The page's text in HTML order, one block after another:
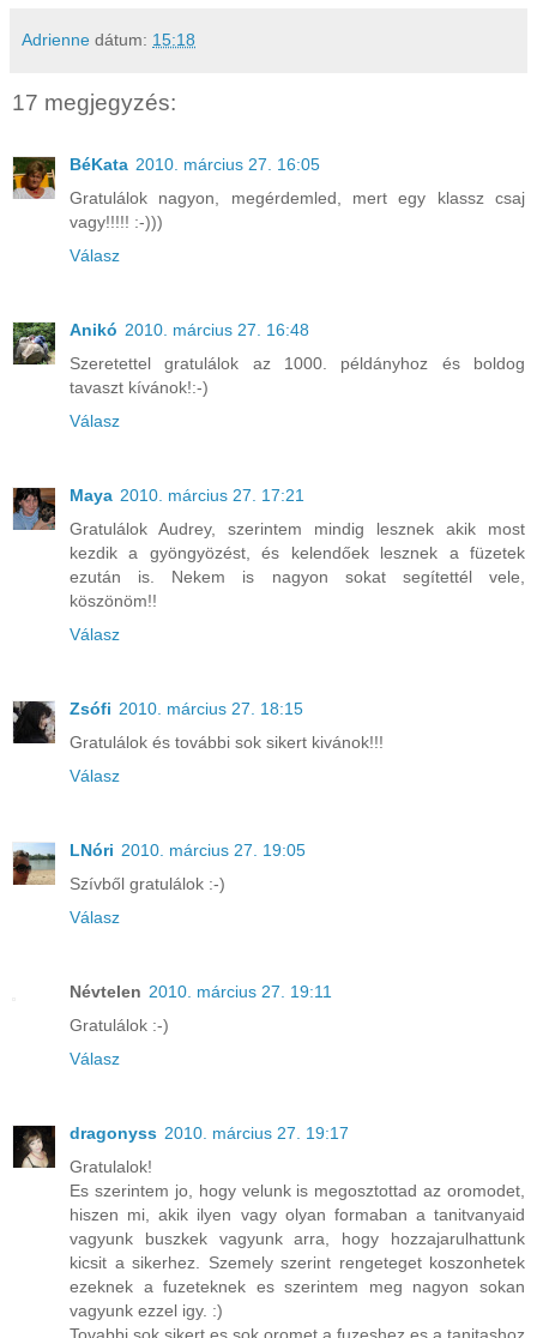
Adrienne dátum: 15:18
17 megjegyzés:
BéKata 2010. március 27. 16:05
Gratulálok nagyon, megérdemled, mert egy klassz csaj
vagy!!!!! :-)))
Válasz
Anikó 2010. március 27. 16:48
Szeretettel gratulálok az 1000. példányhoz és boldog
tavaszt kívánok!:-)
Válasz
Maya 2010. március 27. 17:21
Gratulálok Audrey, szerintem mindig lesznek akik most
kezdik a gyöngyözést, és kelendőek lesznek a füzetek
ezután is. Nekem is nagyon sokat segítettél vele,
köszönöm!!
Válasz
Zsófi 2010. március 27. 18:15
Gratulálok és további sok sikert kivánok!!!
Válasz
LNóri 2010. március 27. 19:05
Szívből gratulálok :-)
Válasz
Névtelen 2010. március 27. 19:11
Gratulálok :-)
Válasz
dragonyss 2010. március 27. 19:17
Gratulalok!
Es szerintem jo, hogy velunk is megosztottad az oromodet,
hiszen mi, akik ilyen vagy olyan formaban a tanitvanyaid
vagyunk buszkek vagyunk arra, hogy hozzajarulhattunk
kicsit a sikerhez. Szemely szerint rengeteget koszonhetek
ezeknek a fuzeteknek es szerintem meg nagyon sokan
vagyunk ezzel igy. :)